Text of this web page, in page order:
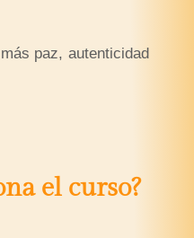
paz, autenticidad
el curso?